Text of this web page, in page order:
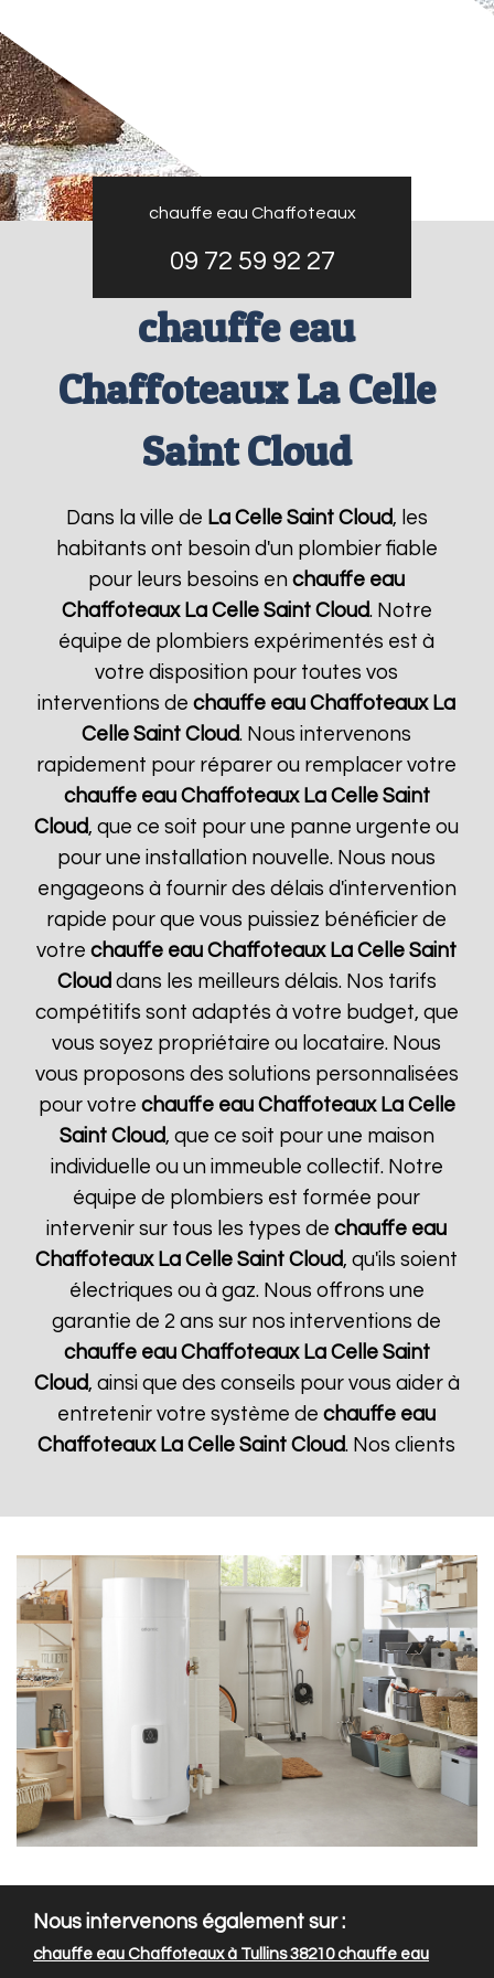
chauffe eau Chaffoteaux
09 72 59 92 27
chauffe eau
Chaffoteaux La Celle
Saint Cloud
Dans la ville de La Celle Saint Cloud, les
habitants ont besoin d'un plombier fiable
pour leurs besoins enchauffe eau
Chaffoteaux La Celle Saint Cloud. Notre
équipe de plombiers expérimentés est à
votre disposition pour toutes vos
interventions dechauffe eau Chaffoteaux La
Celle Saint Cloud. Nous intervenons
rapidement pour réparer ou remplacer votre
chauffe eau Chaffoteaux La Celle Saint
Cloud, que ce soit pour une panne urgente ou
pour une installation nouvelle. Nous nous
engageons à fournir des délais d'intervention
rapide pour que vous puissiez bénéficier de
votrechauffe eau Chaffoteaux La Celle Saint
Cloud dans les meilleurs délais. Nos tarifs
compétitifs sont adaptés à votre budget, que
vous soyez propriétaire ou locataire. Nous
vous proposons des solutions personnalisées
pour votre chauffe eau Chaffoteaux La Celle
Saint Cloud, que ce soit pour une maison
individuelle ou un immeuble collectif. Notre
équipe de plombiers est formée pour
intervenir sur tous les types dechauffe eau
Chaffoteaux La Celle Saint Cloud, qu'ils soient
électriques ou à gaz. Nous offrons une
garantie de 2 ans sur nos interventions de
chauffe eau Chaffoteaux La Celle Saint
Cloud, ainsi que des conseils pour vous aider à
entretenir votre système dechauffe eau
Chaffoteaux La Celle Saint Cloud. Nos clients
Nous intervenons également sur :
chauffe eau Chaffoteaux à Tullins 38210chauffe eau